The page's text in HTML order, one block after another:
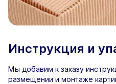
Инструкция и
Мы добавим к заказу
размещении и монтаже